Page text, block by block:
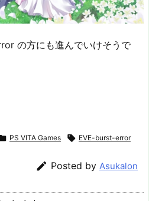
の方にも進んでいけそうで
PS VITA Games  EVE-burst-error
 Posted by Asukalon